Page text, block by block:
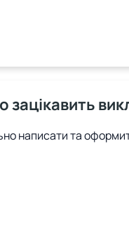
зацікавить
написати та